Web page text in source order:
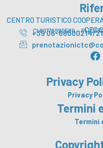
CENTRO TURISTICO
CTC
CI 80176990580 – PI
+39 06-68000214/
F
a
e
b
o
o
k
Privacy
Privacy
Termini
Termini